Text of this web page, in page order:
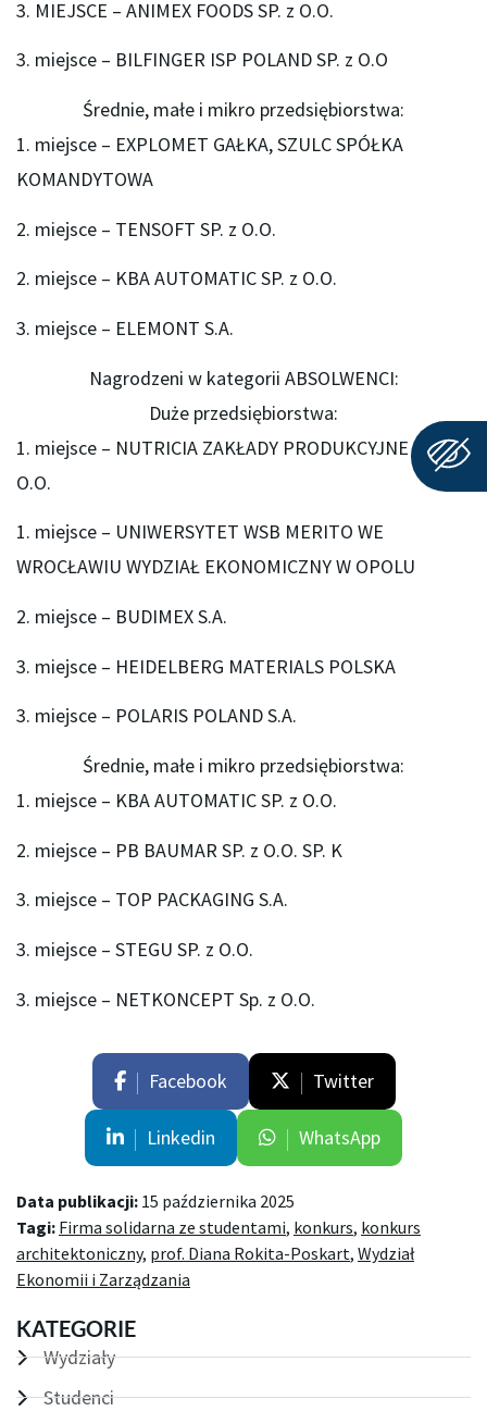
3. MIEJSCE – ANIMEX FOODS SP. z O.O.
3. miejsce – BILFINGER ISP POLAND SP. z O.O
Średnie, małe i mikro przedsiębiorstwa:
1. miejsce – EXPLOMET GAŁKA, SZULC SPÓŁKA
KOMANDYTOWA
2. miejsce – TENSOFT SP. z O.O.
2. miejsce – KBA AUTOMATIC SP. z O.O.
3. miejsce – ELEMONT S.A.
Nagrodzeni w kategorii ABSOLWENCI:
Duże przedsiębiorstwa:
1. miejsce – NUTRICIA ZAKŁADY PRODUKCYJNE SP. z
O.O.
1. miejsce – UNIWERSYTET WSB MERITO WE
WROCŁAWIU WYDZIAŁ EKONOMICZNY W OPOLU
2. miejsce – BUDIMEX S.A.
3. miejsce – HEIDELBERG MATERIALS POLSKA
3. miejsce – POLARIS POLAND S.A.
Średnie, małe i mikro przedsiębiorstwa:
1. miejsce – KBA AUTOMATIC SP. z O.O.
2. miejsce – PB BAUMAR SP. z O.O. SP. K
3. miejsce – TOP PACKAGING S.A.
3. miejsce – STEGU SP. z O.O.
3. miejsce – NETKONCEPT Sp. z O.O.
Facebook Twitter
Linkedin WhatsApp
Data publikacji: 15 października 2025
Tagi: Firma solidarna ze studentami, konkurs, konkurs
architektoniczny, prof. Diana Rokita-Poskart, Wydział
Ekonomii i Zarządzania
KATEGORIE
Wydziały
Studenci